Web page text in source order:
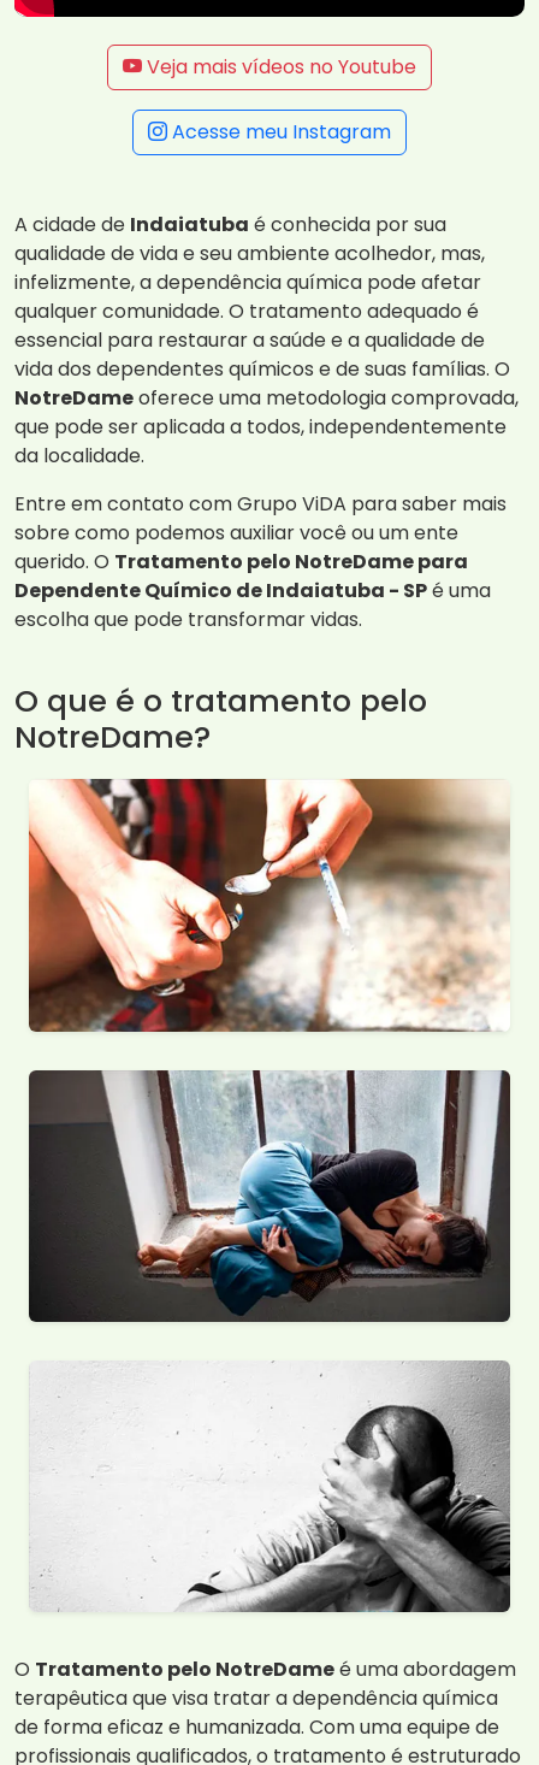
Veja mais vídeos no Youtube
Acesse meu Instagram
A cidade de Indaiatuba é conhecida por sua
qualidade de vida e seu ambiente acolhedor, mas,
infelizmente, a dependência química pode afetar
qualquer comunidade. O tratamento adequado é
essencial para restaurar a saúde e a qualidade de
vida dos dependentes químicos e de suas famílias. O
NotreDameoferece uma metodologia comprovada,
que pode ser aplicada a todos, independentemente
da localidade.
Entre em contato com Grupo ViDA para saber mais
sobre como podemos auxiliar você ou um ente
querido. O Tratamento pelo NotreDame para
Dependente Químico de Indaiatuba - SPé uma
escolha que pode transformar vidas.
O que é o tratamento pelo
NotreDame?
O Tratamento pelo NotreDameé uma abordagem
terapêutica que visa tratar a dependência química
de forma eficaz e humanizada. Com uma equipe de
profissionais qualificados, o tratamento é estruturado